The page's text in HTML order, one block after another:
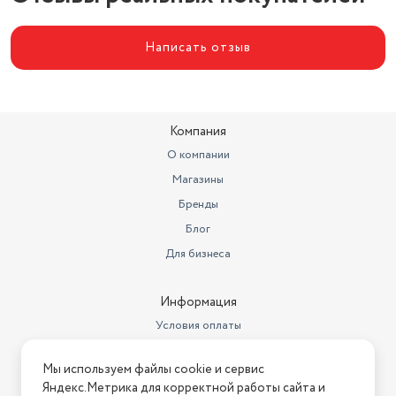
Соковыжималка
отсутствует
Стандарты HDTV
24 мес.
1 г.
Написать отзыв
Компания
О компании
Магазины
Бренды
Блог
Для бизнеса
Информация
Условия оплаты
Условия возврата
Мы используем файлы cookie и сервис
Яндекс.Метрика для корректной работы сайта и